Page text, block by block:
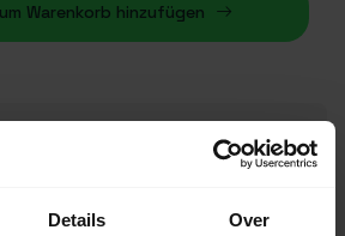
Details Over
Warenkorb hinzufügen
mit no-nonsense Rückgaberecht